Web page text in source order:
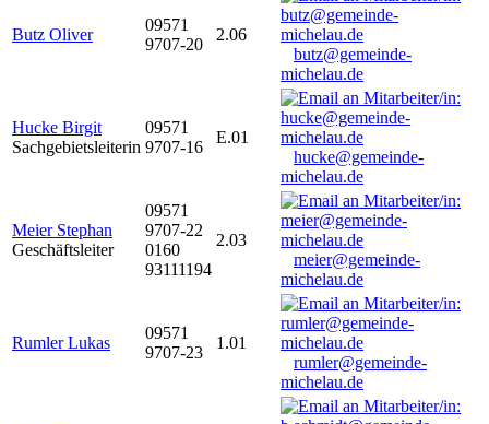
Butz Oliver
09571
9707-20
2.06
butz@gemeinde-
michelau.de
Hucke Birgit
Sachgebietsleiterin
09571
9707-16
E.01
hucke@gemeinde-
michelau.de
Meier Stephan
Geschäftsleiter
09571
9707-22
0160
93111194
2.03
meier@gemeinde-
michelau.de
Rumler Lukas
09571
9707-23
1.01
rumler@gemeinde-
michelau.de